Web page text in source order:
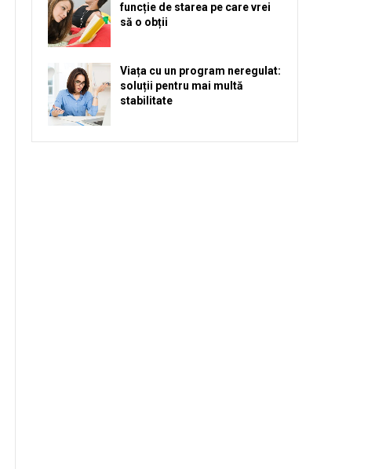
funcție de starea pe care vrei
să o obții
Viața cu un program neregulat:
soluții pentru mai multă
stabilitate